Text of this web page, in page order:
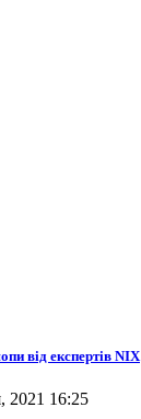
від експертів NIX
2021 16:25